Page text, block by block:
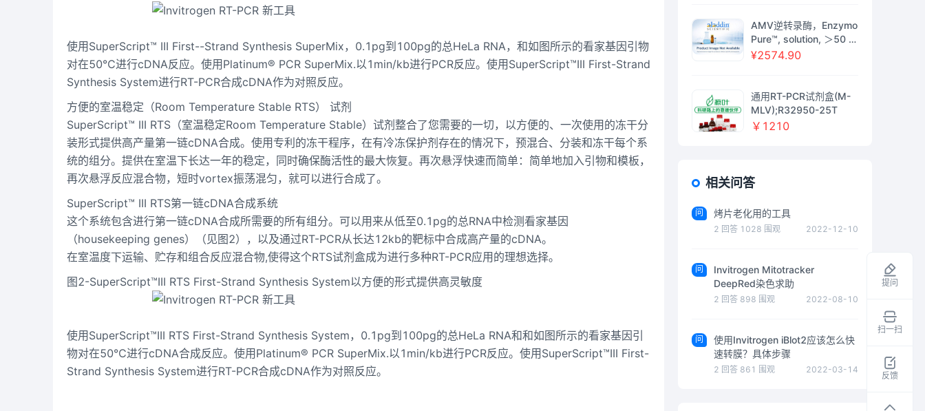
使用SuperScript™ III First--Strand Synthesis SuperMix，0.1pg到100pg的总HeLa RNA，和如图所示的看家基因引物
对在50℃进行cDNA反应。使用Platinum® PCR SuperMix.以1min/kb进行PCR反应。使用SuperScript™III First-Strand
Synthesis System进行RT-PCR合成cDNA作为对照反应。
方便的室温稳定（Room Temperature Stable RTS） 试剂
SuperScript™ III RTS（室温稳定Room Temperature Stable）试剂整合了您需要的一切，以方便的、一次使用的冻干分
装形式提供高产量第一链cDNA合成。使用专利的冻干程序，在有冷冻保护剂存在的情况下，预混合、分装和冻干每个系
统的组分。提供在室温下长达一年的稳定，同时确保酶活性的最大恢复。再次悬浮快速而简单：简单地加入引物和模板，
再次悬浮反应混合物，短时vortex振荡混匀，就可以进行合成了。
SuperScript™ III RTS第一链cDNA合成系统
这个系统包含进行第一链cDNA合成所需要的所有组分。可以用来从低至0.1pg的总RNA中检测看家基因
（housekeeping genes）（见图2），以及通过RT-PCR从长达12kb的靶标中合成高产量的cDNA。
在室温度下运输、贮存和组合反应混合物,使得这个RTS试剂盒成为进行多种RT-PCR应用的理想选择。
图2-SuperScript™III RTS First-Strand Synthesis System以方便的形式提供高灵敏度
使用SuperScript™III RTS First-Strand Synthesis System，0.1pg到100pg的总HeLa RNA和和如图所示的看家基因引
物对在50℃进行cDNA合成反应。使用Platinum® PCR SuperMix.以1min/kb进行PCR反应。使用SuperScript™III First-
Strand Synthesis System进行RT-PCR合成cDNA作为对照反应。
AMV逆转录酶，Enzymo
Pure™, solution, ＞50 u
nits/μg protein, suitabl
¥2574.90
通用RT-PCR试剂盒(M-
MLV);R32950-25T
￥1210
相关问答
问 烤片老化用的工具
2 回答 1028 围观 2022-12-10
问
Invitrogen Mitotracker
DeepRed染色求助
2 回答 898 围观 2022-08-10
问
使用Invitrogen iBlot2应该怎么快
速转膜？具体步骤
2 回答 861 围观 2022-03-14
提问
扫一扫
取
干
资
反馈